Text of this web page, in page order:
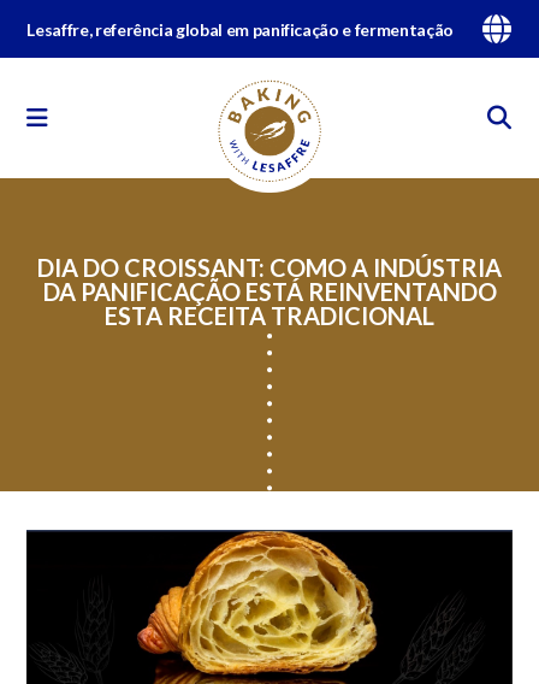
Lesaffre, referência global em panificação e fermentação
DIA DO CROISSANT: COMO A INDÚSTRIA
DA PANIFICAÇÃO ESTÁ REINVENTANDO
ESTA RECEITA TRADICIONAL